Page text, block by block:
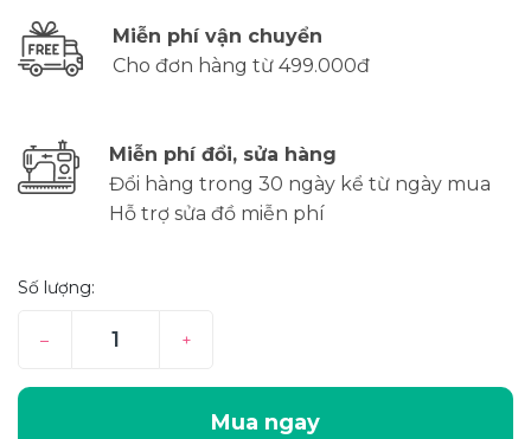
Miễn phí vận chuyển
Cho đơn hàng từ 499.000đ
Miễn phí đổi, sửa hàng
Đổi hàng trong 30 ngày kể từ ngày mua
Hỗ trợ sửa đồ miễn phí
Số lượng:
– +
Mua ngay